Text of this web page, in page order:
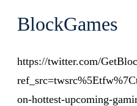
BlockGames
https://twitter.com/
on-hottest-upcoming-